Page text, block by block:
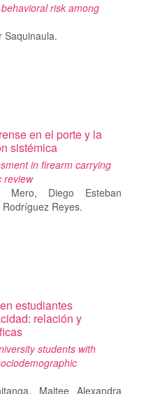
risk among
Saquinaula.
en el porte y la
sistémica
in firearm carrying
review
Mero, Diego Esteban
Reyes.
estudiantes
relación y
students with
Maitee Alexandra